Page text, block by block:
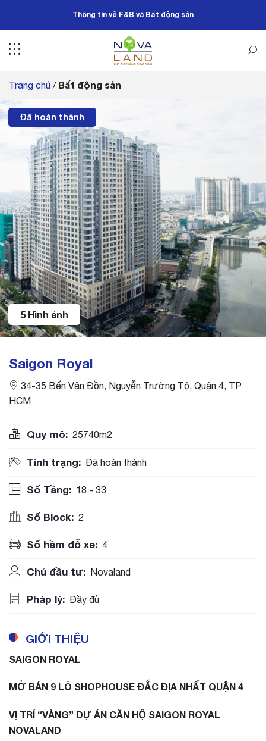
dung
Thông tin về F&B và Bất động sản
Trang chủ / Bất động sản
5 Hình ảnh
Đã hoàn thành
Saigon Royal
34-35 Bến Vân Đồn, Nguyễn Trường Tộ, Quận 4, TP
HCM
Quy mô: 25740m2
Tình trạng: Đã hoàn thành
Số Tầng: 18 - 33
Số Block: 2
Số hầm đỗ xe: 4
Chủ đầu tư: Novaland
Pháp lý: Đầy đủ
GIỚI THIỆU
SAIGON ROYAL
MỞ BÁN 9 LÔ SHOPHOUSE ĐẮC ĐỊA NHẤT QUẬN 4
VỊ TRÍ “VÀNG” DỰ ÁN CĂN HỘ SAIGON ROYAL
NOVALAND